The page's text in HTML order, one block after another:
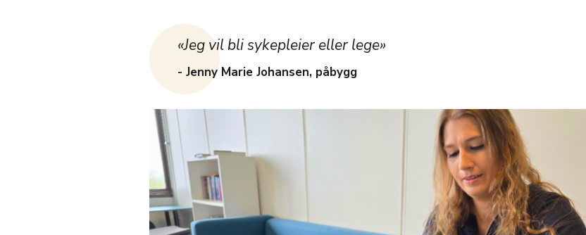
«Jeg vil bli sykepleier eller lege»
- Jenny Marie Johansen, påbygg